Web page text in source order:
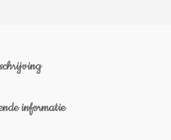
informatie